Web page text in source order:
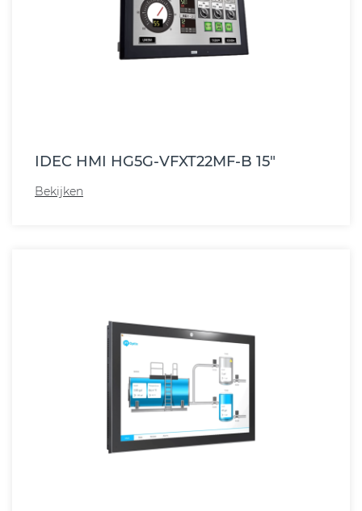
IDEC HMI HG5G-VFXT22MF-B 15"
Bekijken